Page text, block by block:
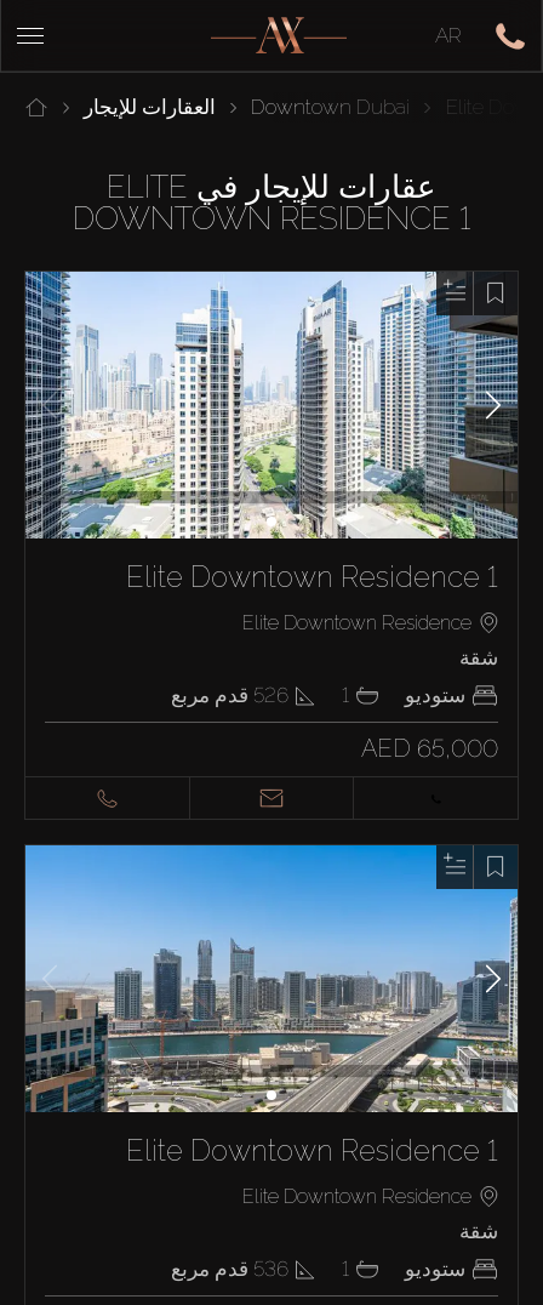
AR
العقارات للإيجار Downtown Dubai Elite
عقارات للإيجار في ELITE
DOWNTOWN RESIDENCE 1
Elite Downtown Residence 1
Elite Downtown Residence
شقة
ستوديو
1
526 قدم مربع
AED 65,000
Elite Downtown Residence 1
Elite Downtown Residence
شقة
ستوديو
1
536 قدم مربع